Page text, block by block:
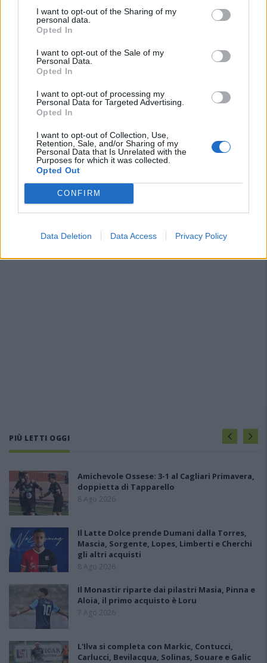
I want to opt-out of the Sharing of my
personal data.
Opted In
I want to opt-out of the Sale of my
Personal Data.
Opted In
I want to opt-out of processing my
Personal Data for Targeted Advertising.
Opted In
I want to opt-out of Collection, Use,
Retention, Sale, and/or Sharing of my
Personal Data that Is Unrelated with the
Purposes for which it was collected.
Opted Out
CONFIRM
Data Deletion Data Access Privacy Policy
PIÙ LETTI OGGI
Amichevole Ossese: 3-1 al Cagliari Primavera,
doppietta di Tapparello
8 Ago 2026
Il Latte Dolce prende Dumani dalla Torres,
Mascia, Sorgente, Lopes, Limberti e Cherchi
gli altri acquisti
8 Ago 2026
Il Monastir riparte dai pilastri Masia, Pinna e
Aloia, il primo acquisto è Loru
7 Ago 2026
L'Ilva si completa con Markic, Contucci,
Carlucci, Bevilacqua, Solinas, Souare e Galic